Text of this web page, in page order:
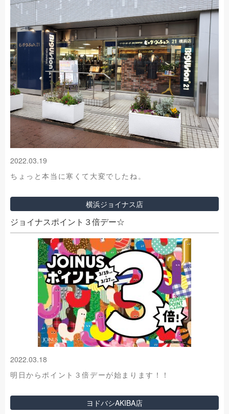
2022.03.19
ちょっと本当に寒くて大変でしたね。
横浜ジョイナス店
ジョイナスポイント３倍デー☆
2022.03.18
明日からポイント３倍デーが始まります！！
ヨドバシAKIBA店